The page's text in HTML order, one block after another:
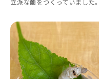
立派な繭をつくっていました。